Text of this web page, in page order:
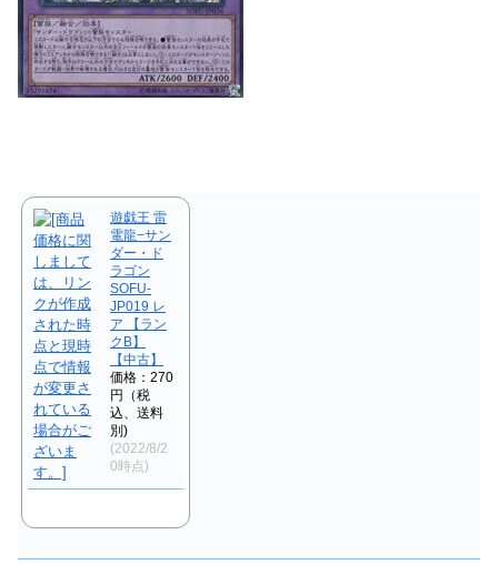
遊戯王 雷
電龍−サン
ダー・ド
ラゴン
SOFU-
JP019 レ
ア 【ラン
クB】
【中古】
価格：270
円（税
込、送料
別)
(2022/8/2
0時点)